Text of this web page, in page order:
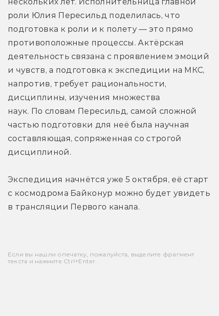
роли Юлия Пересильд поделилась, что
подготовка к роли и к полету — это прямо
противоположные процессы. Актёрская
деятельность связана с проявлением эмоций
и чувств, а подготовка к экспедиции на МКС,
напротив, требует рациональности,
дисциплины, изучения множества
наук. По словам Пересильд, самой сложной
частью подготовки для неё была научная
составляющая, сопряженная со строгой
дисциплиной.
Экспедиция начнётся уже 5 октября, её старт
с космодрома Байконур можно будет увидеть
в трансляции Первого канала.
Если вы нашли опечатку, пожалуйста, выделите фрагмент
текста и нажмите Ctrl+Enter.